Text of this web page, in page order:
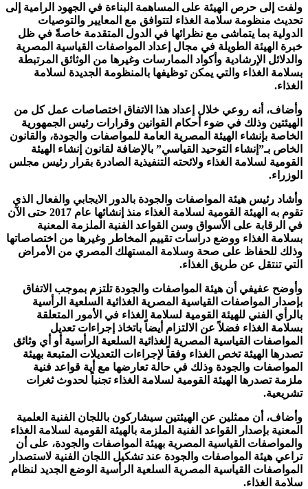
ولفت إلى حرص الهيئة على المساهمة البناءة في الجهود الرامية إلى
تحديث منظومة سلامة الغذاء لتتوافق مع المعايير والتوصيات
الدولية بما يتماشى مع نظرائها في الدول المتقدمة خاصةً في ظل
خبرة الهيئة الطويلة في مجال إعداد المواصفات القياسية المصرية
والدلائل الإرشادية وأكواد الممارسات وغيرها من الوثائق المرتبطة
بسلامة الغذاء والتي يمكن توظيفها بالمنظومة الجديدة لسلامة
الغذاء.
وأضاف، أنه روعي خلال إعداد هذا الاتفاق اختصاصات عمل كل من
الهيئتين وذلك في ضوء أحكام القوانين وقرارات رئيس الجمهورية
الخاصة بإنشاء الهيئة المصرية العامة للمواصفات والجودة، والقانون
الخاص بـ”إنشاء التوحيد القياسي” بالإضافة لقانون إنشاء الهيئة
القومية لسلامة الغذاء ولائحته التنفيذية الصادرة بقرار رئيس مجلس
الوزراء.
وأشاد رئيس هيئة المواصفات والجودة بالدور الايجابي والفعال الذي
تقوم به الهيئة القومية لسلامة الغذاء منذ إنشائها عام 2017 حتى الآن
في الرقابة على الأسواق وسن القواعد الفنية الملزمة المعنية
بسلامة الغذاء ووضع دراسات تقييم المخاطر وغيرها من اختصاصاتها
وذلك للحفاظ على صحة وسلامة المستهلك المصري من الأمراض
التي تنتقل عن طريق الغذاء.
وأوضح عفيفي أن هيئة المواصفات والجودة تلتزم بموجب الاتفاق
بإصدار المواصفات القياسية المصرية الغذائية السلعية الرأسية
بالرأي الفني للهيئة القومية لسلامة الغذاء في الأمور المتعلقة
بسلامة الغذاء فضلاً عن الالتزام أيضاً باتخاذ إجراءات تعديل
المواصفات القياسية المصرية الغذائية السلعية الرأسية أو أي وثائق
تصدرها الهيئة تخص الغذاء وفقاً لإجراءات التعديلات المتبعة بهيئة
المواصفات والجودة وذلك في حالة تعارضها مع أية قواعد فنية
ملزمة تصدرها الهيئة القومية لسلامة الغذاء تجنباً لحدوث ثغرات
تشريعية.
وأضاف، أن ممثلين عن الهيئتين سيشاركون باللجان الفنية العلمية
المعنية بإصدار القواعد الفنية الملزمة بالهيئة القومية لسلامة الغذاء
والمواصفات القياسية المصرية بهيئة المواصفات والجودة، على أن
تراعي هيئة المواصفات والجودة عند تشكيل اللجان الفنية لاستصدار
المواصفات القياسية المصرية السلعية الرأسية الوضع الجديد لنظام
سلامة الغذاء.